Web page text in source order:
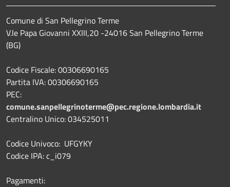
Comune di San Pellegrino Terme
V.le Papa Giovanni XXIII,20 -24016 San Pellegrino Terme
(BG)
Codice Fiscale: 00306690165
Partita IVA: 00306690165
PEC:
comune.sanpellegrinoterme@pec.regione.lombardia.it
Centralino Unico: 034525011
Codice Univoco: UFGYKY
Codice IPA: c_i079
Pagamenti: